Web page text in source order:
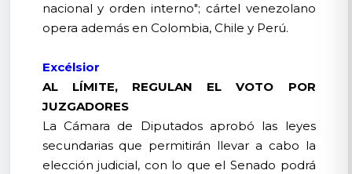
nacional y orden interno"; cártel venezolano
opera además en Colombia, Chile y Perú.
Excélsior
AL LÍMITE, REGULAN EL VOTO POR
JUZGADORES
La Cámara de Diputados aprobó las leyes
secundarias que permitirán llevar a cabo la
elección judicial, con lo que el Senado podrá